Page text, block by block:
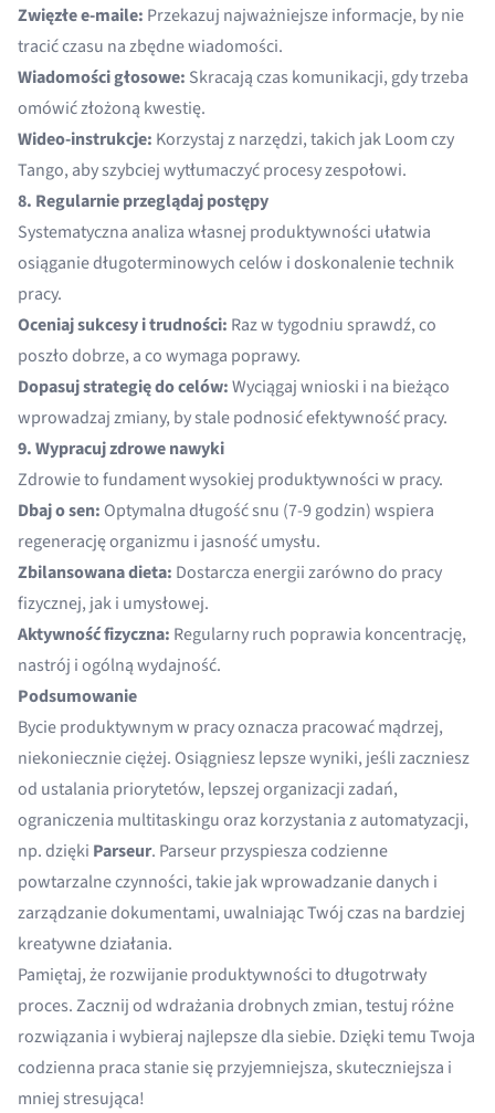
Zwięzłe e-maile: Przekazuj najważniejsze informacje, by nie
tracić czasu na zbędne wiadomości.
Wiadomości głosowe: Skracają czas komunikacji, gdy trzeba
omówić złożoną kwestię.
Wideo-instrukcje: Korzystaj z narzędzi, takich jak Loom czy
Tango, aby szybciej wytłumaczyć procesy zespołowi.
8. Regularnie przeglądaj postępy
Systematyczna analiza własnej produktywności ułatwia
osiąganie długoterminowych celów i doskonalenie technik
pracy.
Oceniaj sukcesy i trudności: Raz w tygodniu sprawdź, co
poszło dobrze, a co wymaga poprawy.
Dopasuj strategię do celów:Wyciągaj wnioski i na bieżąco
wprowadzaj zmiany, by stale podnosić efektywność pracy.
9. Wypracuj zdrowe nawyki
Zdrowie to fundament wysokiej produktywności w pracy.
Dbaj o sen: Optymalna długość snu (7-9 godzin) wspiera
regenerację organizmu i jasność umysłu.
Zbilansowana dieta: Dostarcza energii zarówno do pracy
fizycznej, jak i umysłowej.
Aktywność fizyczna: Regularny ruch poprawia koncentrację,
nastrój i ogólną wydajność.
Podsumowanie
Bycie produktywnym w pracy oznacza pracować mądrzej,
niekoniecznie ciężej. Osiągniesz lepsze wyniki, jeśli zaczniesz
od ustalania priorytetów, lepszej organizacji zadań,
ograniczenia multitaskingu oraz korzystania z automatyzacji,
np. dzięki Parseur. Parseur przyspiesza codzienne
powtarzalne czynności, takie jak wprowadzanie danych i
zarządzanie dokumentami, uwalniając Twój czas na bardziej
kreatywne działania.
Pamiętaj, że rozwijanie produktywności to długotrwały
proces. Zacznij od wdrażania drobnych zmian, testuj różne
rozwiązania i wybieraj najlepsze dla siebie. Dzięki temu Twoja
codzienna praca stanie się przyjemniejsza, skuteczniejsza i
mniej stresująca!